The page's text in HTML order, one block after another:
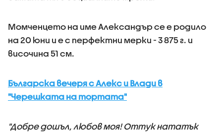
Момченцето на име Александър се е родило
на 20 юни и е с перфектни мерки - 3 875 г. и
височина 51 см.
Българска вечеря с Алекс и Влади в
"Черешката на тортата"
"Добре дошъл, любов моя! Оттук нататък